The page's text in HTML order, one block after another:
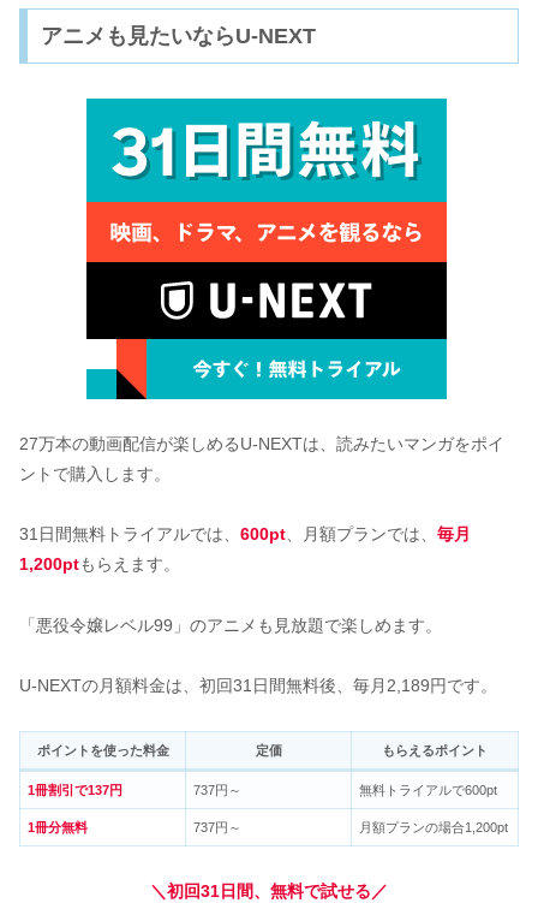
アニメも見たいならU-NEXT
27万本の動画配信が楽しめるU-NEXTは、読みたいマンガをポイ
ントで購入します。
31日間無料トライアルでは、 600pt、月額プランでは、 毎月
1,200ptもらえます。
「悪役令嬢レベル99」のアニメも見放題で楽しめます。
U-NEXTの月額料金は、初回31日間無料後、毎月2,189円です。
ポイントを使った料金 定価 もらえるポイント
1冊割引で137円 737円～ 無料トライアルで600pt
1冊分無料 737円～ 月額プランの場合1,200pt
＼初回31日間、無料で試せる／